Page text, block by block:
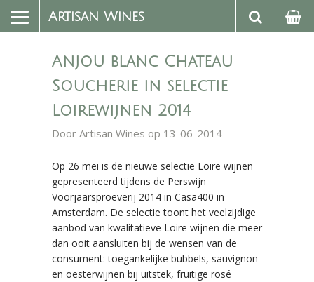
Artisan Wines
Anjou blanc Chateau
Soucherie in selectie
Loirewijnen 2014
Door Artisan Wines op 13-06-2014
Op 26 mei is de nieuwe selectie Loire wijnen
gepresenteerd tijdens de Perswijn
Voorjaarsproeverij 2014 in Casa400 in
Amsterdam. De selectie toont het veelzijdige
aanbod van kwalitatieve Loire wijnen die meer
dan ooit aansluiten bij de wensen van de
consument: toegankelijke bubbels, sauvignon-
en oesterwijnen bij uitstek, fruitige rosé